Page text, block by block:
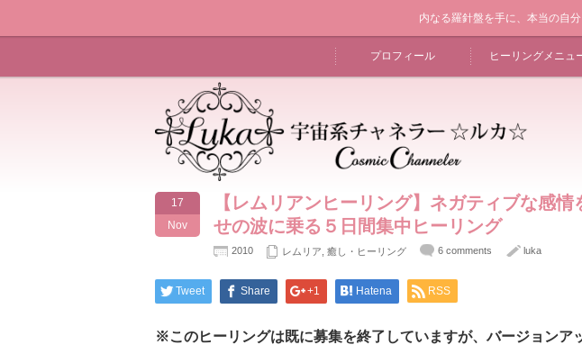
内なる羅針盤を手に、本当の自
プロフィール ヒーリングメニュ
17
Nov
【レムリアンヒーリング】ネガティブな感
せの波に乗る５日間集中ヒーリング
2010 レムリア 癒し・ヒーリング 6 comments luka
Tweet Share +1 Hatena RSS
※このヒーリングは既に募集を終了していますが、バージョンア